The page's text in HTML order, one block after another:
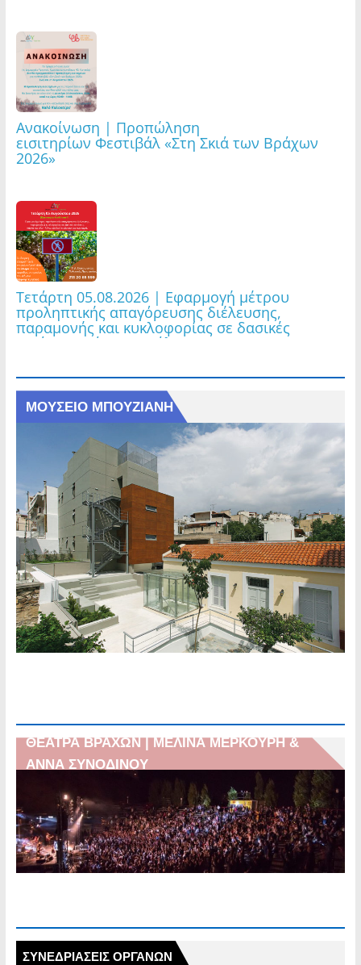
Ανακοίνωση | Προπώληση
εισιτηρίων Φεστιβάλ «Στη Σκιά των Βράχων
2026»
Τετάρτη 05.08.2026 | Εφαρμογή μέτρου
προληπτικής απαγόρευσης διέλευσης,
παραμονής και κυκλοφορίας σε δασικές
εκτάσεις, πάρκα και άλση
Τρίτη 04.08.2026 | Εφαρμογή μέτρου
προληπτικής απαγόρευσης διέλευσης,
παραμονής και κυκλοφορίας σε δασικές
εκτάσεις, πάρκα και άλση
Ο Δήμος Δάφνης-Υμηττού συγκεντρώνει είδη
πρώτης ανάγκης για τους πυρόπληκτους
συνανθρώπους μας, τα ζώα, τους πυροσβέστες
και τους εθελοντές
ΜΟΥΣΕΙΟ ΜΠΟΥΖΙΑΝΗ
ΘΕΑΤΡΑ ΒΡΑΧΩΝ | ΜΕΛΙΝΑ ΜΕΡΚΟΥΡΗ &
ΑΝΝΑ ΣΥΝΟΔΙΝΟΥ
ΣΥΝΕΔΡΙΑΣΕΙΣ ΟΡΓΑΝΩΝ